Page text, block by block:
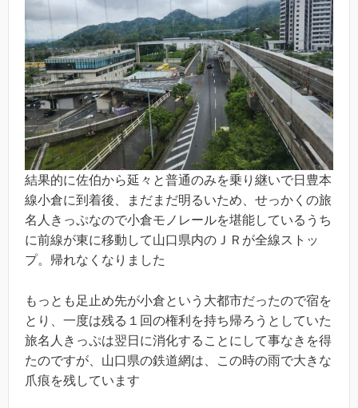
結果的に佐伯から延々と普通のみを乗り継いで日豊本
線小倉に到着後、まだまだ明るいため、せっかくの旅
名人きっぷなので小倉モノレールを堪能しているうち
に前線が東に移動して山口県内のＪＲが全線ストッ
プ。帰れなくなりました
もっとも足止め先が小倉という大都市だったので宿を
とり、一度は残る１回の権利を持ち帰ろうとしていた
旅名人きっぷは翌日に消化することにして事なきを得
たのですが、山口県の鉄道網は、この時の雨で大きな
爪痕を残しています